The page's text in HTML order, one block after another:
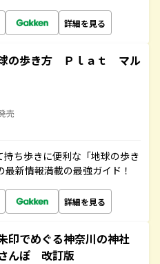
詳細を見る
の歩き方 Ｐｌａｔ マル
売
ち歩きに便利な「地球の歩き
新情報満載の最強ガイド！
詳細を見る
印でめぐる神奈川の神社
んぽ 改訂版